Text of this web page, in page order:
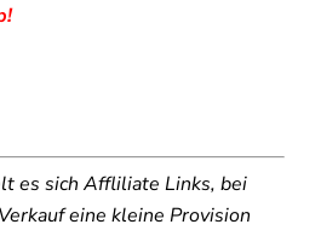
es sich Affliliate Links, bei
eine kleine Provision